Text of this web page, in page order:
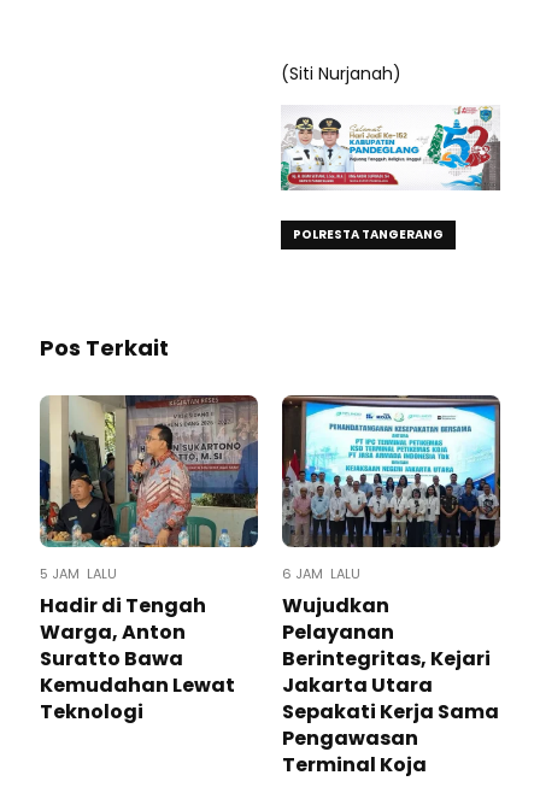
(Siti Nurjanah)
POLRESTA TANGERANG
Pos Terkait
5 JAM LALU
Hadir di Tengah
Warga, Anton
Suratto Bawa
Kemudahan Lewat
Teknologi ​
6 JAM LALU
Wujudkan
Pelayanan
Berintegritas, Kejari
Jakarta Utara
Sepakati Kerja Sama
Pengawasan
Terminal Koja